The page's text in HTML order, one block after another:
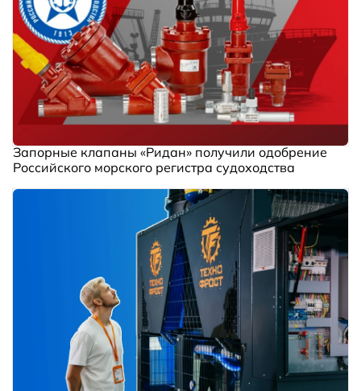
Запорные клапаны «Ридан» получили одобрение
Российского морского регистра судоходства